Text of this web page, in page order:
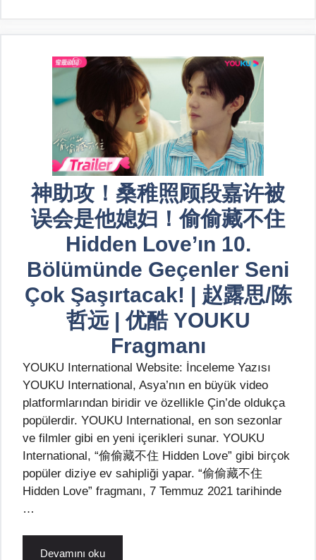
神助攻！桑稚照顾段嘉许被
误会是他媳妇！偷偷藏不住
Hidden Love’ın 10.
Bölümünde Geçenler Seni
Çok Şaşırtacak! | 赵露思/陈
哲远 | 优酷 YOUKU
Fragmanı
YOUKU International Website: İnceleme Yazısı
YOUKU International, Asya’nın en büyük video
platformlarından biridir ve özellikle Çin’de oldukça
popülerdir. YOUKU International, en son sezonlar
ve filmler gibi en yeni içerikleri sunar. YOUKU
International, “偷偷藏不住 Hidden Love” gibi birçok
popüler diziye ev sahipliği yapar. “偷偷藏不住
Hidden Love” fragmanı, 7 Temmuz 2021 tarihinde
…
Devamını oku